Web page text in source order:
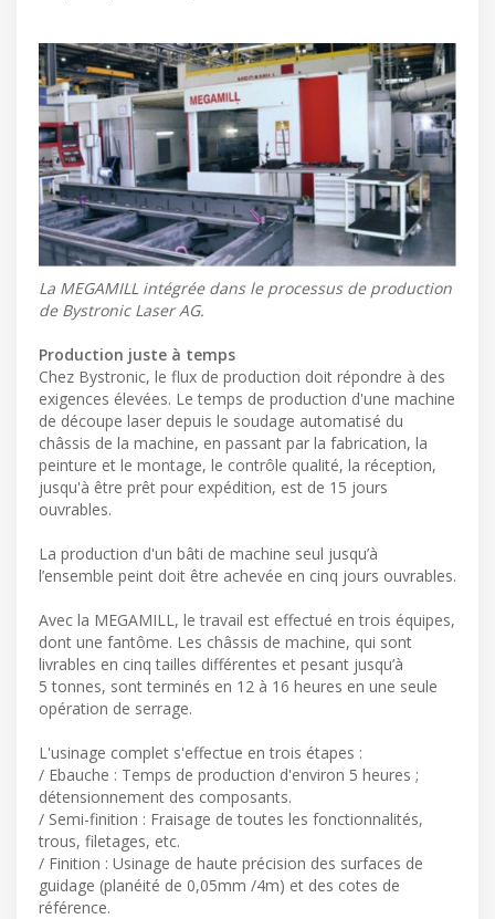
La MEGAMILL intégrée dans le processus de production
de Bystronic Laser AG.
Production juste à temps
Chez Bystronic, le flux de production doit répondre à des
exigences élevées. Le temps de production d'une machine
de découpe laser depuis le soudage automatisé du
châssis de la machine, en passant par la fabrication, la
peinture et le montage, le contrôle qualité, la réception,
jusqu'à être prêt pour expédition, est de 15 jours
ouvrables.
La production d'un bâti de machine seul jusqu’à
l’ensemble peint doit être achevée en cinq jours ouvrables.
Avec la MEGAMILL, le travail est effectué en trois équipes,
dont une fantôme. Les châssis de machine, qui sont
livrables en cinq tailles différentes et pesant jusqu’à
5 tonnes, sont terminés en 12 à 16 heures en une seule
opération de serrage.
L'usinage complet s'effectue en trois étapes :
/ Ebauche : Temps de production d'environ 5 heures ;
détensionnement des composants.
/ Semi-finition : Fraisage de toutes les fonctionnalités,
trous, filetages, etc.
/ Finition : Usinage de haute précision des surfaces de
guidage (planéité de 0,05mm /4m) et des cotes de
référence.